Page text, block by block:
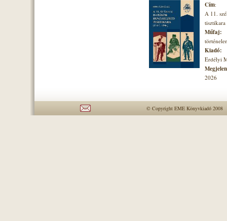
Cím:
A 11.
tisztikara
Műfaj:
Kiadó:
Erdélyi
2026
© Copyright EME Könyvkiadó 2008